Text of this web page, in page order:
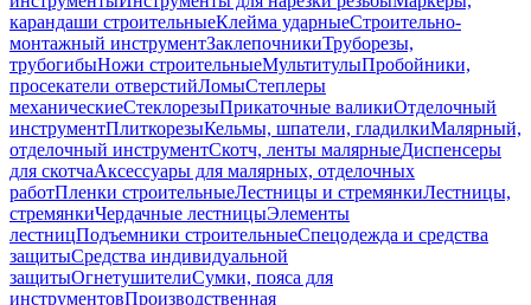
карандаши строительныеКлейма ударныеСтроительно-
монтажный инструментЗаклепочникиТруборезы,
трубогибыНожи строительныеМультитулыПробойники,
просекатели отверстийЛомыСтеплеры
механическиеСтеклорезыПрикаточные валикиОтделочный
инструментПлиткорезыКельмы, шпатели, гладилкиМалярный,
отделочный инструментСкотч, ленты малярныеДиспенсеры
для скотчаАксессуары для малярных, отделочных
работПленки строительныеЛестницы и стремянкиЛестницы,
стремянкиЧердачные лестницыЭлементы
лестницПодъемники строительныеСпецодежда и средства
защитыСредства индивидуальной
защитыОгнетушителиСумки, пояса для
инструментовПроизводственная